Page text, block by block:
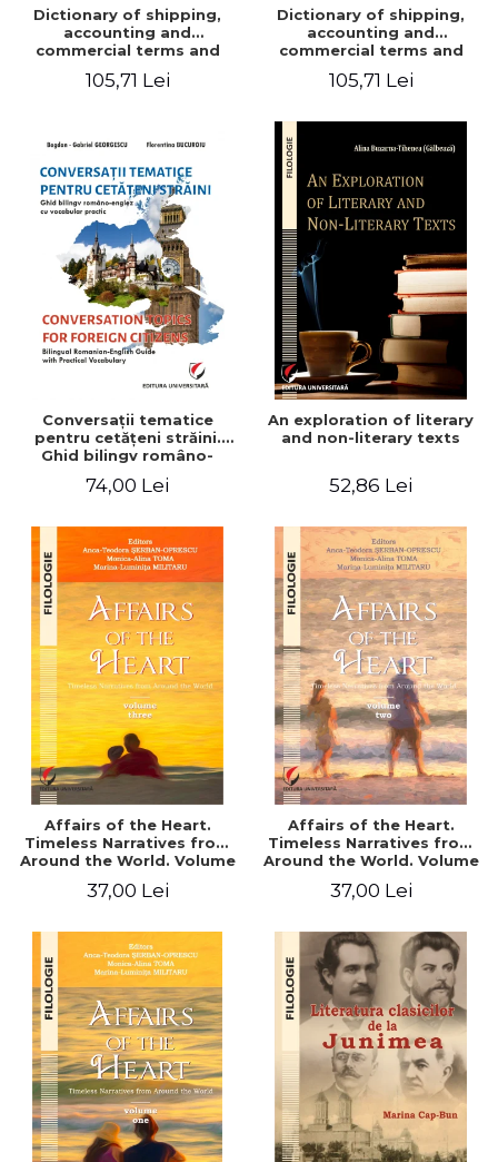
Dictionary of shipping,
accounting and
commercial terms and
English-German
105,71 Lei
Dictionary of shipping,
accounting and
commercial terms and
Russian – German
105,71 Lei
Conversaţii tematice
pentru cetăţeni străini.
Ghid bilingv româno-
practic/Conversation
Bilingual Romanian-English
guide with practical
vocabulary
74,00 Lei
An exploration of literary
and non-literary texts
52,86 Lei
Affairs of the Heart.
Timeless Narratives from
Around the World. Volume
37,00 Lei
Affairs of the Heart.
Timeless Narratives from
Around the World. Volume
37,00 Lei